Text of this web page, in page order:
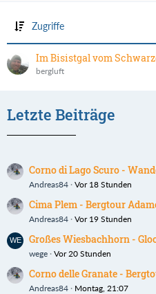
Zugriffe
Im Bisistgal vom
bergluft
Letzte Beiträge
Corno di Lago Scuro -
Andreas84 Vor 18 Stunden
Cima Plem - Bergtour
Andreas84 Vor 19 Stunden
Großes Wiesbachhorn -
wege Vor 20 Stunden
Corno delle Granate -
Andreas84 Montag, 21:07